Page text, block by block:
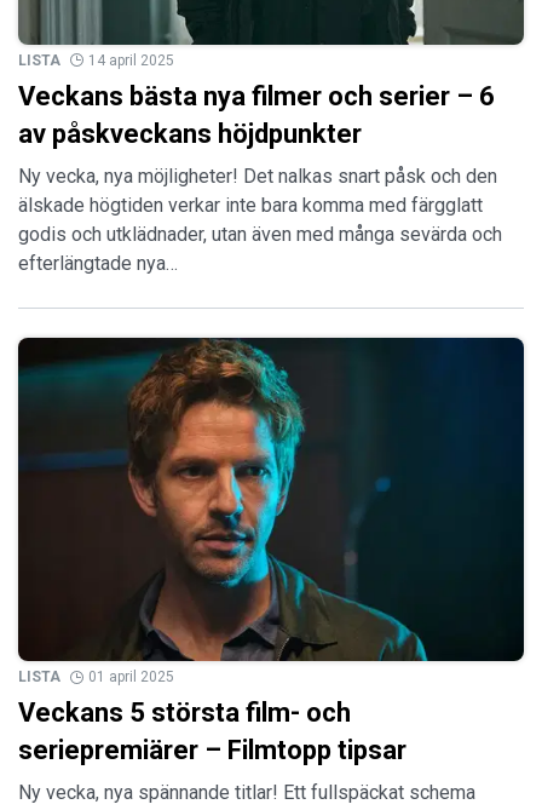
LISTA 14 april 2025
Veckans bästa nya filmer och serier – 6
av påskveckans höjdpunkter
Ny vecka, nya möjligheter! Det nalkas snart påsk och den
älskade högtiden verkar inte bara komma med färgglatt
godis och utklädnader, utan även med många sevärda och
efterlängtade nya…
LISTA 01 april 2025
Veckans 5 största film- och
seriepremiärer – Filmtopp tipsar
Ny vecka, nya spännande titlar! Ett fullspäckat schema